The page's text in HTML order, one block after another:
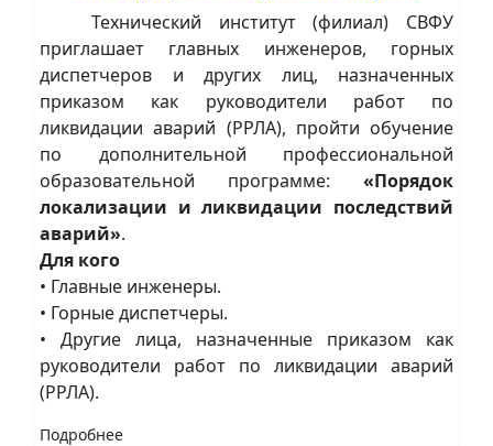
Технический институт (филиал) СВФУ
приглашает главных инженеров, горных
диспетчеров и других лиц, назначенных
приказом как руководители работ по
ликвидации аварий (РРЛА), пройти обучение
по дополнительной профессиональной
образовательной программе: «Порядок
локализации и ликвидации последствий
аварий».
Для кого
• Главные инженеры.
• Горные диспетчеры.
• Другие лица, назначенные приказом как
руководители работ по ликвидации аварий
(РРЛА).
Подробнее